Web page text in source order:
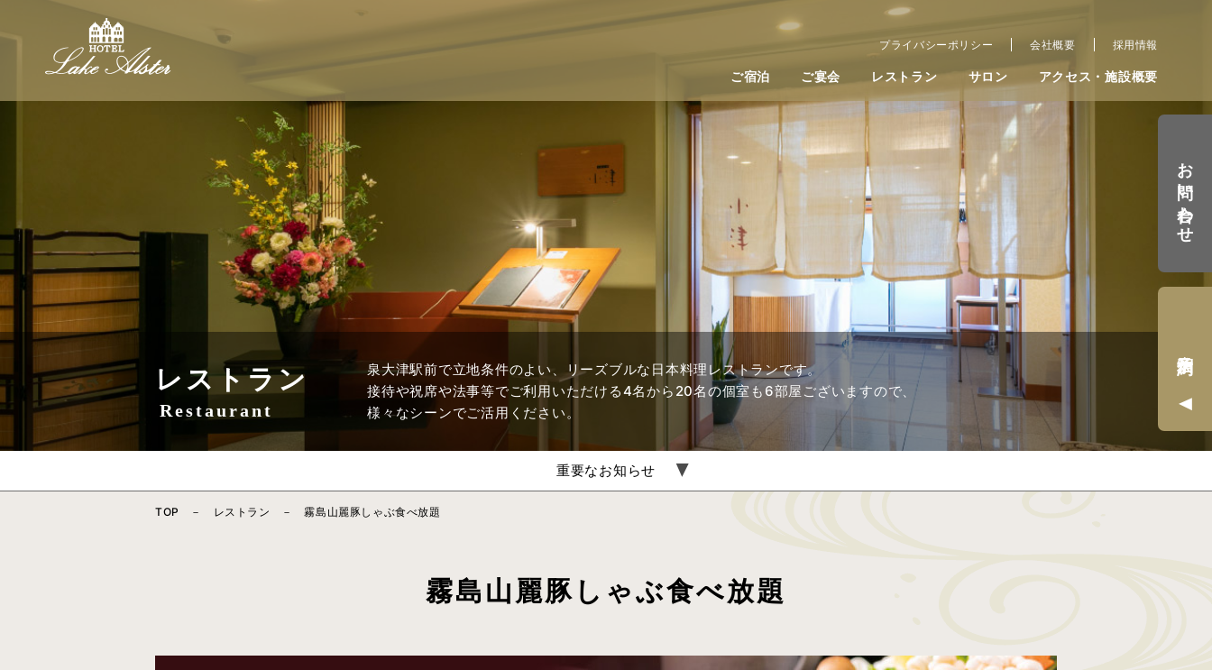
プライバシーポリシー 会社概要 採用情報
ご宿泊 ご宴会 レストラン サロン アクセス・施設概要
レストラン
Restaurant
泉大津駅前で立地条件のよい、リーズブルな日本料理レストランです。
接待や祝席や法事等でご利用いただける4名から20名の個室も6部屋ございますので、
様々なシーンでご活用ください。
重要なお知らせ
TOP レストラン 霧島山麗豚しゃぶ食べ放題
霧島山麗豚しゃぶ食べ放題
お問い合わせ